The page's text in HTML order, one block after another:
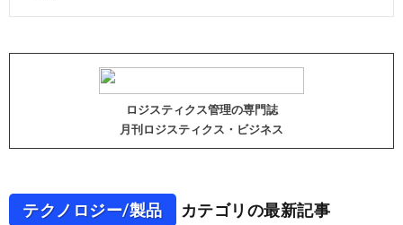
ロジスティクス管理の専門誌
月刊ロジスティクス・ビジネス
テクノロジー/製品 カテゴリの最新記事